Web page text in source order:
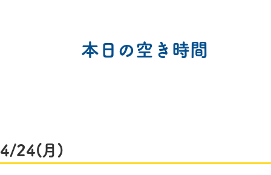
本日の空き時間
4/24(月)